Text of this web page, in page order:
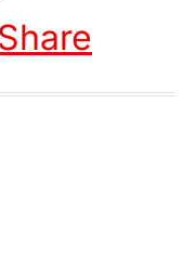
LinkedIn
Share